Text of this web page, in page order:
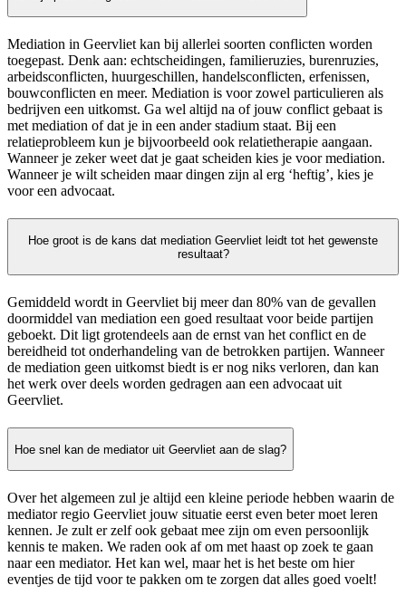
Mediation in Geervliet kan bij allerlei soorten conflicten worden
toegepast. Denk aan: echtscheidingen, familieruzies, burenruzies,
arbeidsconflicten, huurgeschillen, handelsconflicten, erfenissen,
bouwconflicten en meer. Mediation is voor zowel particulieren als
bedrijven een uitkomst. Ga wel altijd na of jouw conflict gebaat is
met mediation of dat je in een ander stadium staat. Bij een
relatieprobleem kun je bijvoorbeeld ook relatietherapie aangaan.
Wanneer je zeker weet dat je gaat scheiden kies je voor mediation.
Wanneer je wilt scheiden maar dingen zijn al erg ‘heftig’, kies je
voor een advocaat.
Hoe groot is de kans dat mediation Geervliet leidt tot het gewenste
resultaat?
Gemiddeld wordt in Geervliet bij meer dan 80% van de gevallen
doormiddel van mediation een goed resultaat voor beide partijen
geboekt. Dit ligt grotendeels aan de ernst van het conflict en de
bereidheid tot onderhandeling van de betrokken partijen. Wanneer
de mediation geen uitkomst biedt is er nog niks verloren, dan kan
het werk over deels worden gedragen aan een advocaat uit
Geervliet.
Hoe snel kan de mediator uit Geervliet aan de slag?
Over het algemeen zul je altijd een kleine periode hebben waarin de
mediator regio Geervliet jouw situatie eerst even beter moet leren
kennen. Je zult er zelf ook gebaat mee zijn om even persoonlijk
kennis te maken. We raden ook af om met haast op zoek te gaan
naar een mediator. Het kan wel, maar het is het beste om hier
eventjes de tijd voor te pakken om te zorgen dat alles goed voelt!